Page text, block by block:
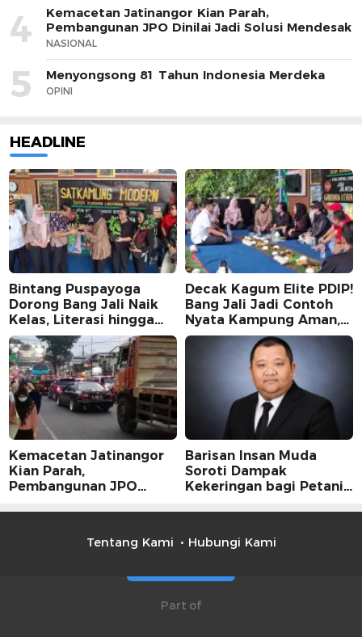
4
Kemacetan Jatinangor Kian Parah,
Pembangunan JPO Dinilai Jadi Solusi Mendesak
NASIONAL
5 Menyongsong 81 Tahun Indonesia Merdeka
OPINI
HEADLINE
Bintang Puspayoga
Dorong Bang Jali Naik
Kelas, Literasi hingga
UMKM Digital Jadi
Fokus
Decak Kagum Elite PDIP!
Bang Jali Jadi Contoh
Nyata Kampung Aman,
Bersih, dan Mandiri
Kemacetan Jatinangor
Kian Parah,
Pembangunan JPO
Barisan Insan Muda
Soroti Dampak
Kekeringan bagi Petani,
Tentang Kami
Hubungi Kami
Part of